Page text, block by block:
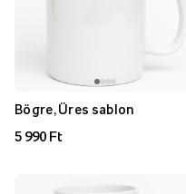
Bögre, Üres sablon
5 990 Ft